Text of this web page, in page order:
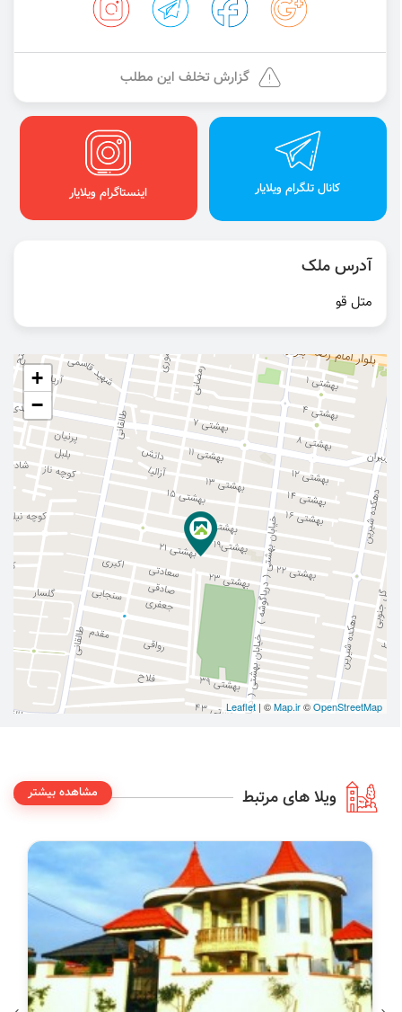
گزارش تخلف این مطلب
کانال تلگرام ویلایار اینستاگرام ویلایار
آدرس ملک
متل قو
+
−
Leaflet | ©Map.ir©OpenStreetMap
ویلا های مرتبط مشاهده بیشتر